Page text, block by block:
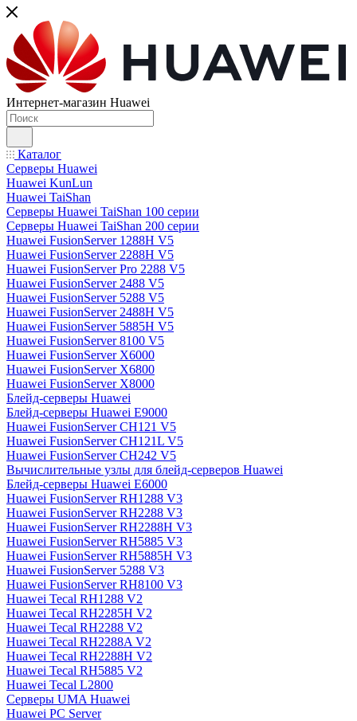
Интернет-магазин Huawei
Каталог
Серверы Huawei
Huawei KunLun
Huawei TaiShan
Серверы Huawei TaiShan 100 серии
Серверы Huawei TaiShan 200 серии
Huawei FusionServer 1288H V5
Huawei FusionServer 2288H V5
Huawei FusionServer Pro 2288 V5
Huawei FusionServer 2488 V5
Huawei FusionServer 5288 V5
Huawei FusionServer 2488H V5
Huawei FusionServer 5885H V5
Huawei FusionServer 8100 V5
Huawei FusionServer X6000
Huawei FusionServer X6800
Huawei FusionServer X8000
Блейд-серверы Huawei
Блейд-серверы Huawei E9000
Huawei FusionServer CH121 V5
Huawei FusionServer CH121L V5
Huawei FusionServer CH242 V5
Вычислительные узлы для блейд-серверов Huawei
Блейд-серверы Huawei E6000
Huawei FusionServer RH1288 V3
Huawei FusionServer RH2288 V3
Huawei FusionServer RH2288H V3
Huawei FusionServer RH5885 V3
Huawei FusionServer RH5885H V3
Huawei FusionServer 5288 V3
Huawei FusionServer RH8100 V3
Huawei Tecal RH1288 V2
Huawei Tecal RH2285H V2
Huawei Tecal RH2288 V2
Huawei Tecal RH2288A V2
Huawei Tecal RH2288H V2
Huawei Tecal RH5885 V2
Huawei Tecal L2800
Серверы UMA Huawei
Huawei PC Server